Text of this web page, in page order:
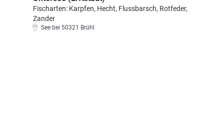
Fischarten: Karpfen, Hecht, Flussbarsch, Rotfeder,
Zander
See bei 50321 Brühl